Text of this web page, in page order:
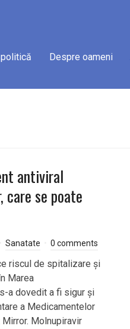
Despre oameni
antiviral
care se poate
Sanatate 0 comments
riscul de spitalizare și
Marea
a dovedit a fi sigur și
a Medicamentelor
Molnupiravir